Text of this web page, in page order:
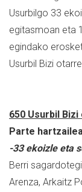
Usurbilgo 33
egitasmoan eta
egindako
Usurbil Bizi
650 Usurbil
Parte
-33 ekoizle eta
Berri
Arenza, Arkaitz